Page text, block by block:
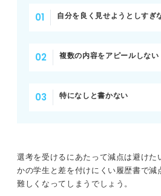
自分を良く見せようとしすぎ
複数の内容をアピールしない
特になしと書かない
選考を受けるにあたって減点は避けた
かの学生と差を付けにくい履歴書で減
難しくなってしまうでしょう。